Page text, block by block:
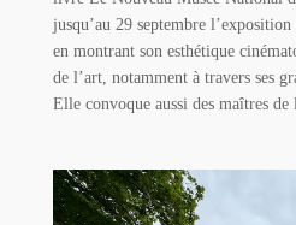
jusqu’au 29 septembre
en montrant son esthétique
de l’art, notamment à travers ses
Elle convoque aussi des maîtres de